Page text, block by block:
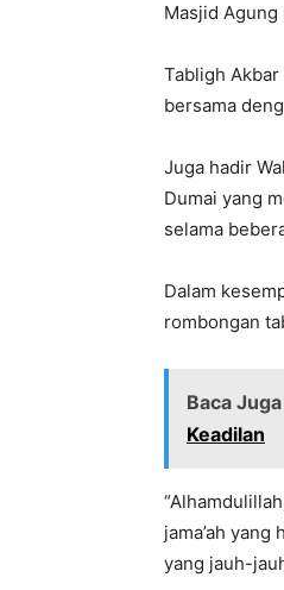
Masjid Agung
Tabligh
bersama
Juga hadir
Dumai yang
selama
Dalam
rombongan
Baca
Keadilan
jama’ah
yang jauh-